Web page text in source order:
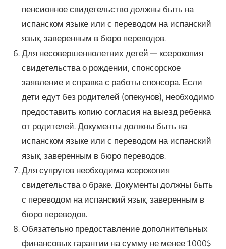
пенсионное свидетельство должны быть на
испанском языке или с переводом на испанский
язык, заверенным в бюро переводов.
Для несовершеннолетних детей — ксерокопия
свидетельства о рождении, спонсорское
заявление и справка с работы спонсора. Если
дети едут без родителей (опекунов), необходимо
предоставить копию согласия на выезд ребенка
от родителей. Документы должны быть на
испанском языке или с переводом на испанский
язык, заверенным в бюро переводов.
Для супругов необходима ксерокопия
свидетельства о браке. Документы должны быть
с переводом на испанский язык, заверенным в
бюро переводов.
Обязательно предоставление дополнительных
финансовых гарантии на сумму не менее 1000$